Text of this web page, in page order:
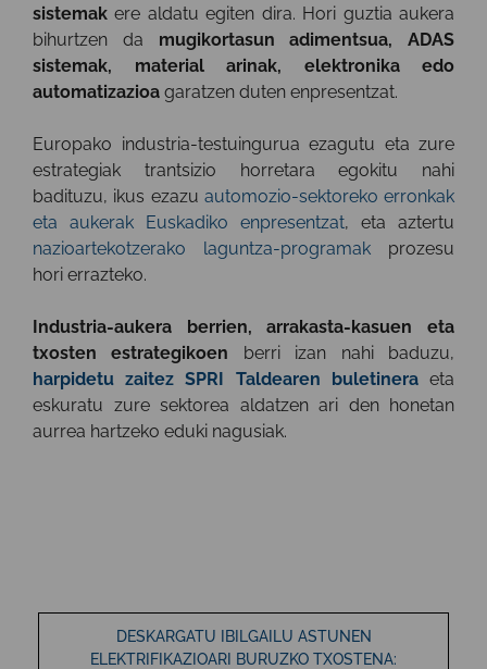
sistemak ere aldatu egiten dira. Hori guztia aukera
bihurtzen da mugikortasun adimentsua, ADAS
sistemak, material arinak, elektronika edo
automatizazioa garatzen duten enpresentzat.
Europako industria-testuingurua ezagutu eta zure
estrategiak trantsizio horretara egokitu nahi
badituzu, ikus ezazu automozio-sektoreko erronkak
eta aukerak Euskadiko enpresentzat, eta aztertu
nazioartekotzerako laguntza-programak prozesu
hori errazteko.
Industria-aukera berrien, arrakasta-kasuen eta
txosten estrategikoen berri izan nahi baduzu,
harpidetu zaitez SPRI Taldearen buletineraeta
eskuratu zure sektorea aldatzen ari den honetan
aurrea hartzeko eduki nagusiak.
DESKARGATU IBILGAILU ASTUNEN
ELEKTRIFIKAZIOARI BURUZKO TXOSTENA: